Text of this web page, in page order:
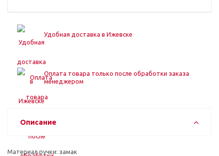
Удобная доставка в Ижевске
Оплата товара только после обработки заказа
менеджером
Описание
Материал ручки: замак